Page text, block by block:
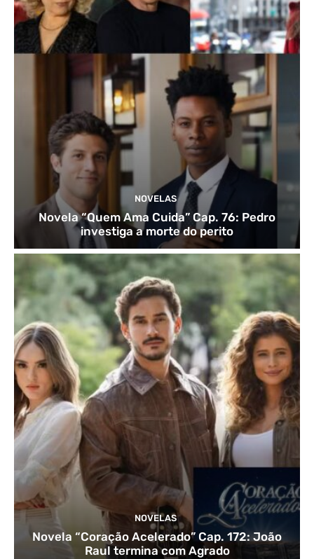
NOVELAS
Novela “Quem Ama Cuida” Cap. 76: Pedro
investiga a morte do perito
NOVELAS
Novela “Coração Acelerado” Cap. 172: João
Raul termina com Agrado